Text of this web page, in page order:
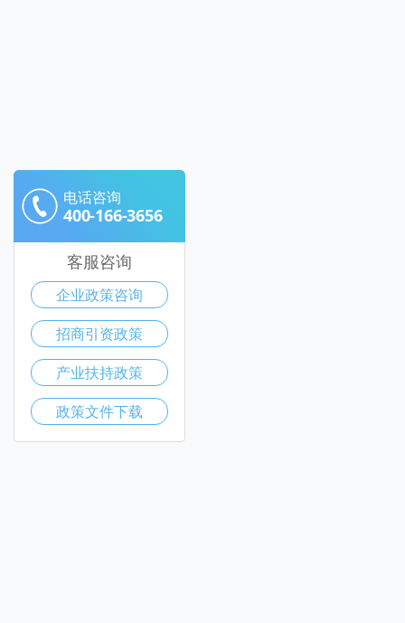
电话咨询
400-166-3656
客服咨询
企业政策咨询
招商引资政策
产业扶持政策
政策文件下载